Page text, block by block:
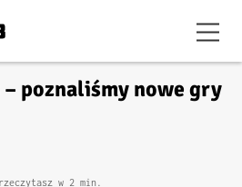
– poznaliśmy nowe gry
w 2 min.